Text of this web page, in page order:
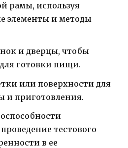
рамы, используя
элементы и методы
и дверцы, чтобы
готовки пищи.
или поверхности для
и приготовления.
тестового
в ее